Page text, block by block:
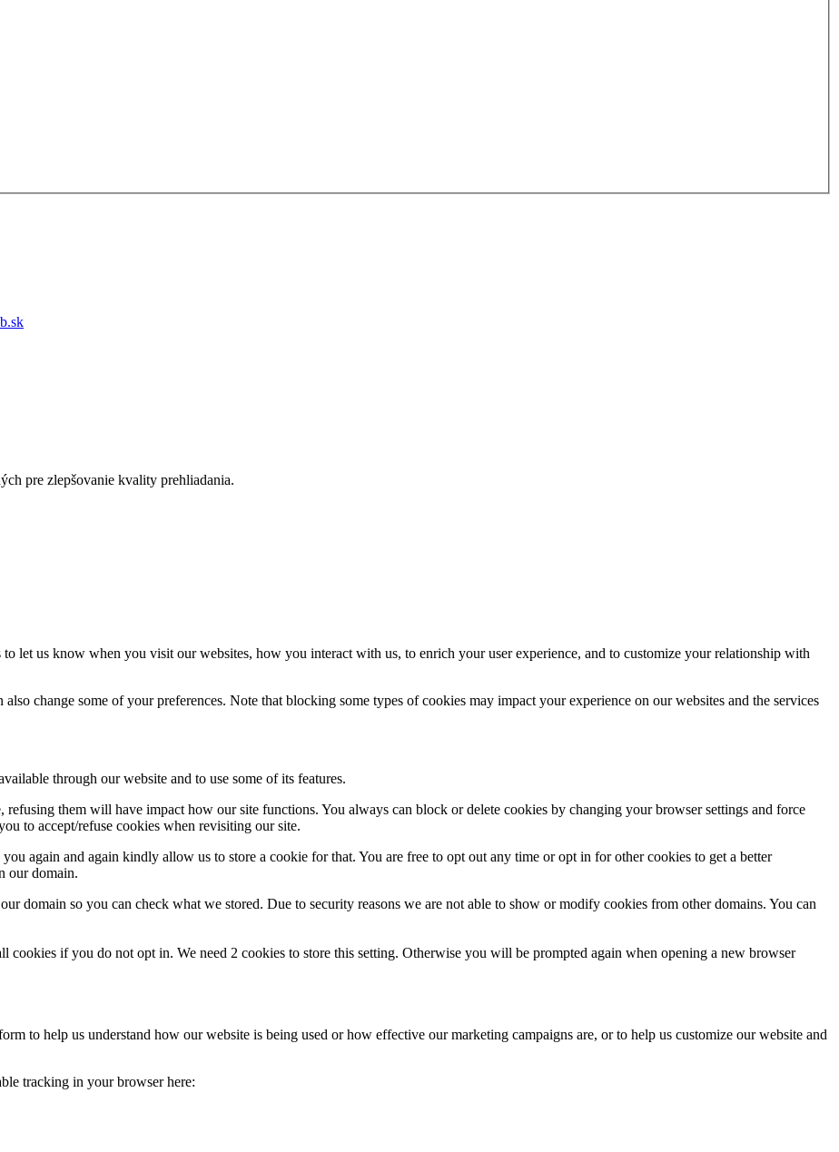
pre zlepšovanie kvality prehliadania.
let us know when you visit our websites, how you interact with us, to enrich your user experience, and to customize your relationship with
change some of your preferences. Note that blocking some types of cookies may impact your experience on our websites and the services
through our website and to use some of its features.
refusing them will have impact how our site functions. You always can block or delete cookies by changing your browser settings and force
to accept/refuse cookies when revisiting our site.
again and again kindly allow us to store a cookie for that. You are free to opt out any time or opt in for other cookies to get a better
our domain.
domain so you can check what we stored. Due to security reasons we are not able to show or modify cookies from other domains. You can
cookies if you do not opt in. We need 2 cookies to store this setting. Otherwise you will be prompted again when opening a new browser
to help us understand how our website is being used or how effective our marketing campaigns are, or to help us customize our website and
tracking in your browser here: